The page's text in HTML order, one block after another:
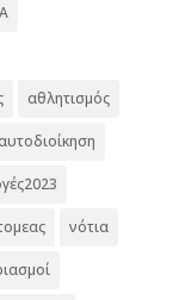
αθλητισμός
αυτοδιοίκηση
νότια